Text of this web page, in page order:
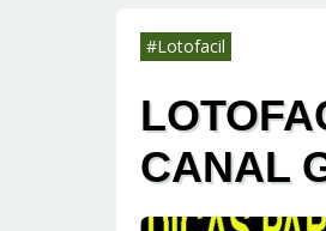
#Lotofacil
CANAL